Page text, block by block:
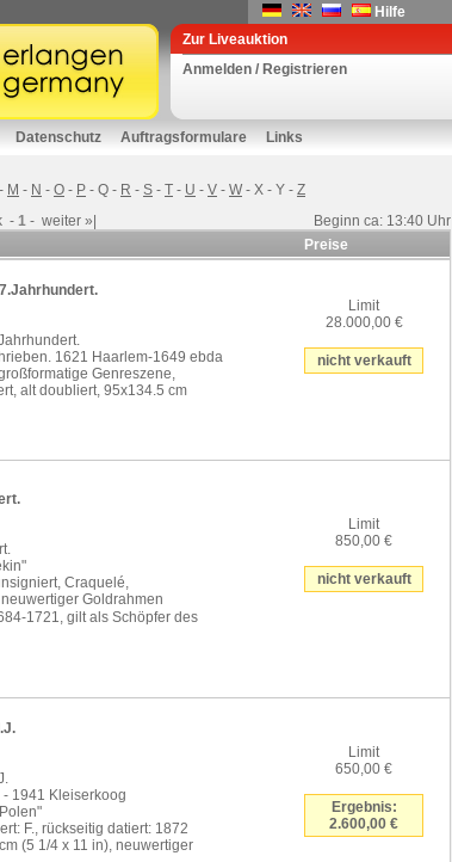
Hilfe
Zur Liveauktion
Anmelden / Registrieren
Datenschutz Auftragsformulare Links
- M - N - O - P - Q - R - S - T - U - V - W - X - Y - Z
Beginn ca: 13:40 Uhr
- 1 - weiter »|
Preise
1621 Haarlem-1649 ebda
Genreszene,
alt doubliert, 95x134.5 cm
Limit
28.000,00 €
nicht verkauft
Craquelé,
Goldrahmen
1721, gilt als Schöpfer des
Limit
850,00 €
nicht verkauft
1941 Kleiserkoog
F., rückseitig datiert: 1872
(5 1/4 x 11 in), neuwertiger
Limit
650,00 €
Ergebnis:
2.600,00 €